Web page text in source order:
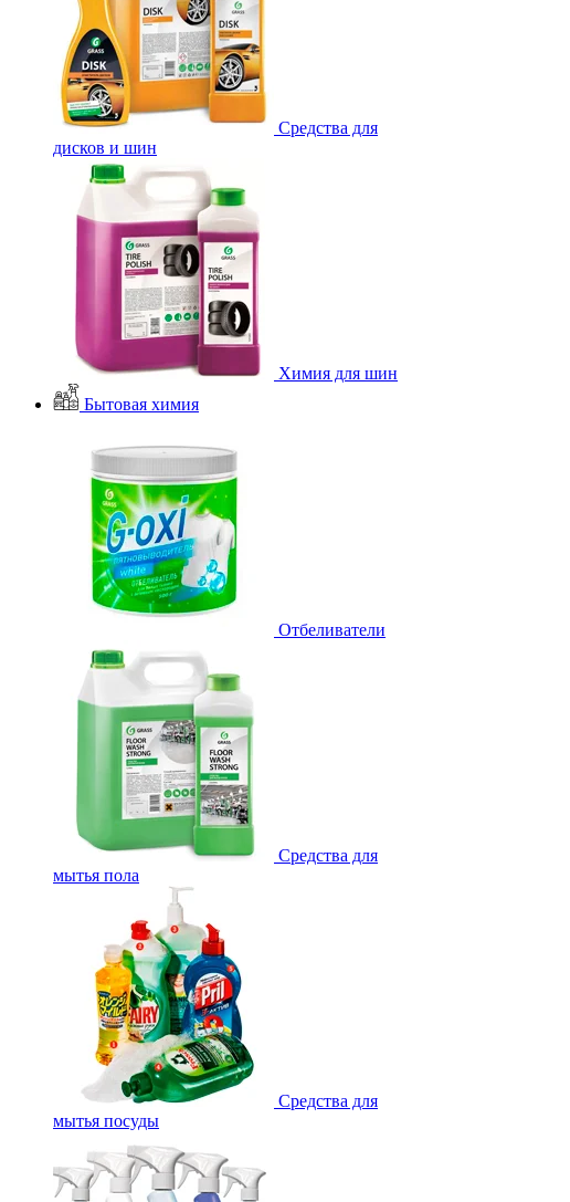
Средства для
дисков и шин
Химия для шин
Бытовая химия
Отбеливатели
Средства для
мытья пола
Средства для
мытья посуды